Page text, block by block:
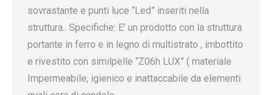
sovrastante e punti luce “Led” inseriti nella
struttura.. Specifiche: E’ un prodotto con la struttura
portante in ferro e in legno di multistrato , imbottito
e rivestito con similpelle “Z06h LUX” ( materiale
Impermeabile, igienico e inattaccabile da elementi